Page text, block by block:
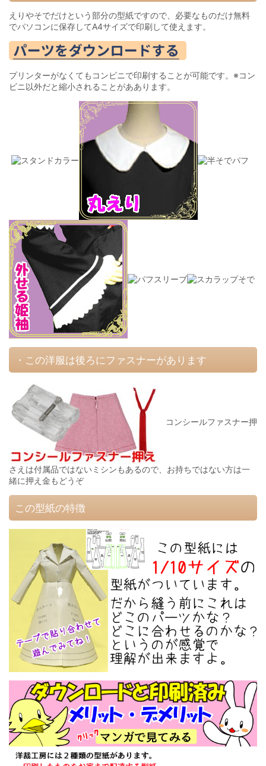
えりやそでだけという部分の型紙ですので、必要なものだけ無料
でパソコンに保存してA4サイズで印刷して使えます。
プリンターがなくてもコンビニで印刷することが可能です。※コン
ビニ以外だと縮小されることがああります。
・この洋服は後ろにファスナーがあります
コンシールファスナー押
さえは付属品ではないミシンもあるので、お持ちではない方は一
緒に押え金もどうぞ
この型紙の特徴